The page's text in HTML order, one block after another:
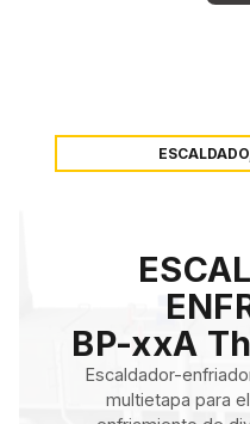
BP-xxA
Escaldador-
multietapa para